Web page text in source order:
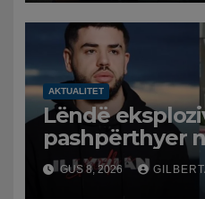
funksion
AKTUALITET
Lëndë
pashpërthyer
dyqanit të
policia nis
GUS 8, 2026